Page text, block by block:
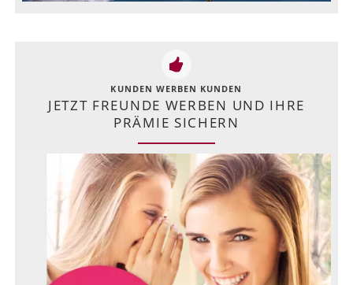
KUNDEN WERBEN KUNDEN
JETZT FREUNDE WERBEN UND IHRE
PRÄMIE SICHERN